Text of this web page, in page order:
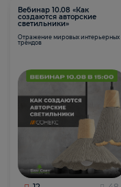
Вебинар 10.08 «Как
создаются авторские
светильники»
Отражение мировых интерьерных
трендов